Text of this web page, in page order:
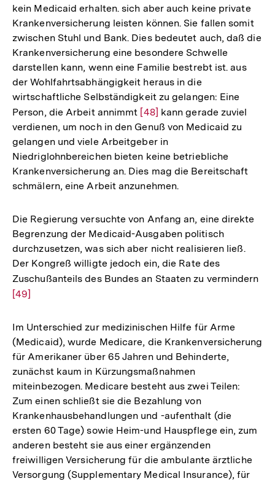
kein Medicaid erhalten. sich aber auch keine private
Krankenversicherung leisten können. Sie fallen somit
zwischen Stuhl und Bank. Dies bedeutet auch, daß die
Krankenversicherung eine besondere Schwelle
darstellen kann, wenn eine Familie bestrebt ist. aus
der Wohlfahrtsabhängigkeit heraus in die
wirtschaftliche Selbständigkeit zu gelangen: Eine
Person, die Arbeit annimmt Zur
Auflösung
der
Fußnote
[48] kann gerade zuviel
verdienen, um noch in den Genuß von Medicaid zu
gelangen und viele Arbeitgeber in
Niedriglohnbereichen bieten keine betriebliche
Krankenversicherung an. Dies mag die Bereitschaft
schmälern, eine Arbeit anzunehmen.
Die Regierung versuchte von Anfang an, eine direkte
Begrenzung der Medicaid-Ausgaben politisch
durchzusetzen, was sich aber nicht realisieren ließ.
Der Kongreß willigte jedoch ein, die Rate des
Zuschußanteils des Bundes an Staaten zu vermindern
[49]
Im Unterschied zur medizinischen Hilfe für Arme
(Medicaid), wurde Medicare, die Krankenversicherung
für Amerikaner über 65 Jahren und Behinderte,
zunächst kaum in Kürzungsmaßnahmen
miteinbezogen. Medicare besteht aus zwei Teilen:
Zum einen schließt sie die Bezahlung von
Krankenhausbehandlungen und -aufenthalt (die
ersten 60 Tage) sowie Heim-und Hauspflege ein, zum
anderen besteht sie aus einer ergänzenden
freiwilligen Versicherung für die ambulante ärztliche
Versorgung (Supplementary Medical Insurance), für